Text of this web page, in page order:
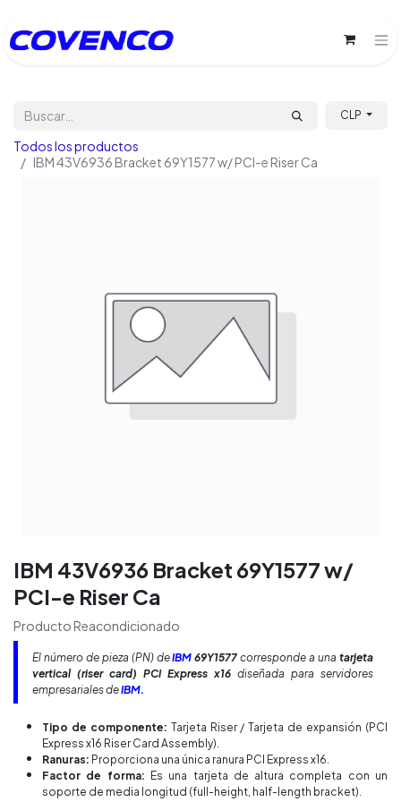
CLP
Todos los productos
IBM 43V6936 Bracket 69Y1577 w/ PCI-e Riser Ca
IBM 43V6936 Bracket 69Y1577 w/
PCI-e Riser Ca
Producto Reacondicionado
El número de pieza (PN) deIBM 69Y1577 corresponde a unatarjeta
vertical (riser card) PCI Express x16 diseñada para servidores
empresariales deIBM.
Tipo de componente: Tarjeta Riser / Tarjeta de expansión (PCI
Express x16 Riser Card Assembly).
Ranuras: Proporciona una única ranura PCI Express x16.
Factor de forma: Es una tarjeta de altura completa con un
soporte de media longitud (full-height, half-length bracket).